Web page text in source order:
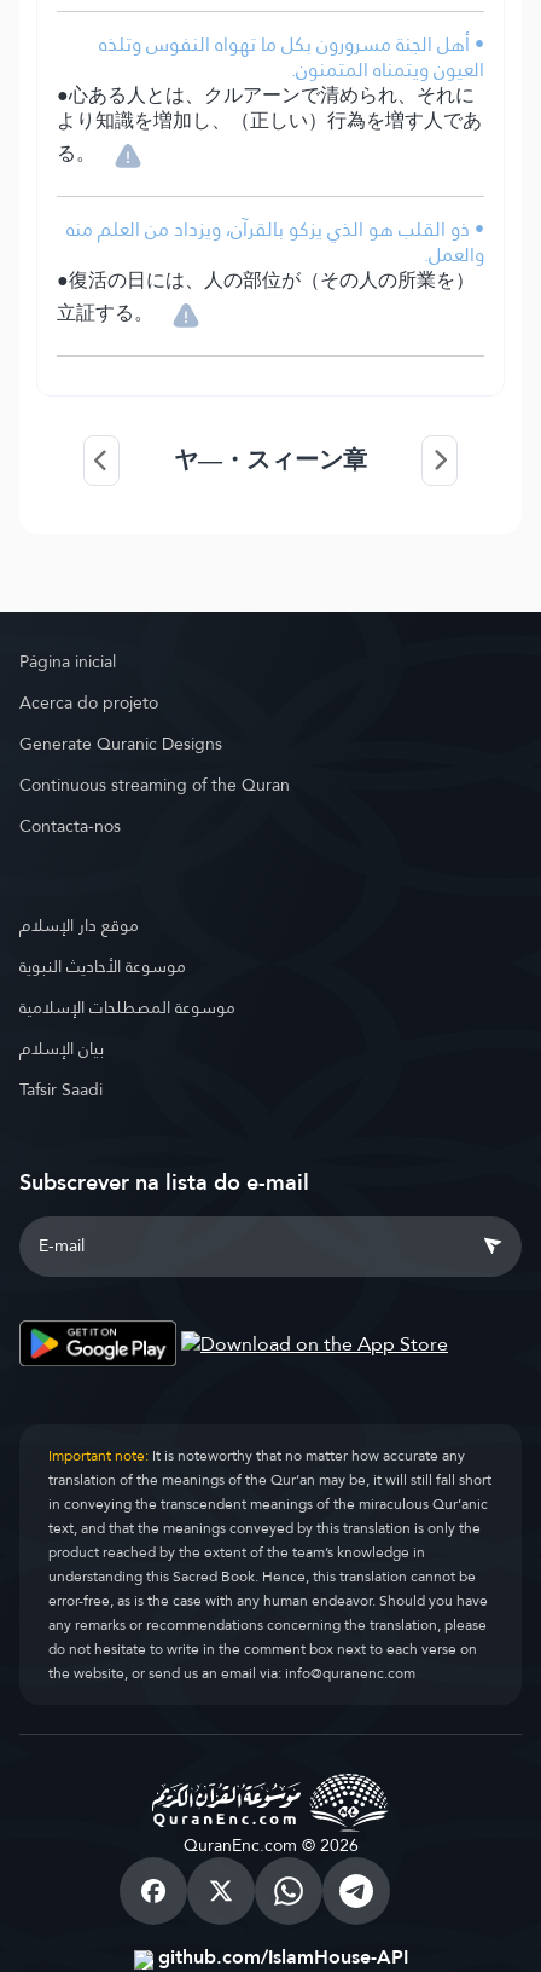
• أهل الجنة مسرورون بكل ما تهواه النفوس وتلذه
العيون ويتمناه المتمنون.
●心ある人とは、クルアーンで清められ、それに
より知識を増加し、（正しい）行為を増す人であ
る。
• ذو القلب هو الذي يزكو بالقرآن، ويزداد من العلم منه
والعمل.
●復活の日には、人の部位が（その人の所業を）
立証する。
ヤ―・スィーン章
Página inicial
Acerca do projeto
Generate Quranic Designs
Continuous streaming of the Quran
Contacta-nos
موقع دار الإسلام
موسوعة الأحاديث النبوية
موسوعة المصطلحات الإسلامية
بيان الإسلام
Tafsir Saadi
Subscrever na lista do e-mail
Important note:It is noteworthy that no matter how accurate any
translation of the meanings of the Qur’an may be, it will still fall short
in conveying the transcendent meanings of the miraculous Qur’anic
text, and that the meanings conveyed by this translation is only the
product reached by the extent of the team’s knowledge in
understanding this Sacred Book. Hence, this translation cannot be
error-free, as is the case with any human endeavor. Should you have
any remarks or recommendations concerning the translation, please
do not hesitate to write in the comment box next to each verse on
the website, or send us an email via:info@quranenc.com
QuranEnc.com © 2026
github.com/IslamHouse-API